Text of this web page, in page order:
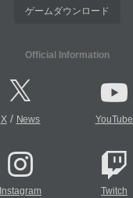
ゲームダウンロード
Official Information
X/ News YouTube
Instagram Twitch